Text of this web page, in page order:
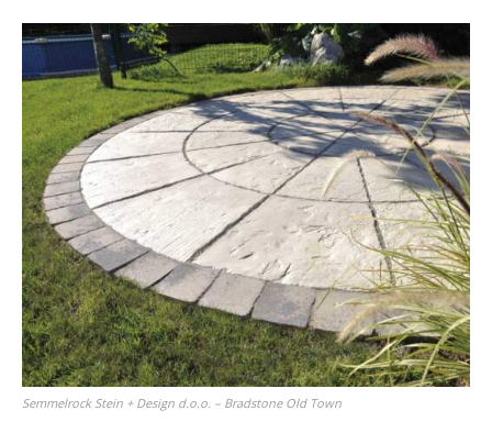
Semmelrock Stein + Design d.o.o. – Bradstone Old Town